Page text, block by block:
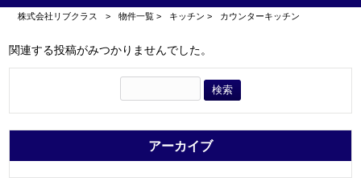
株式会社リブクラス > 物件一覧 > キッチン > カウンターキッチン
関連する投稿がみつかりませんでした。
アーカイブ